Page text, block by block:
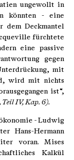
ungewollt in
könnten - eine
dem Deckmantel
fürchtete
eine passive
gegen
mit
wird mit nichts
ist“,
IV, Kap. 6).
- Ludwig
Hans-Hermann
voran. Mises
Kalkül